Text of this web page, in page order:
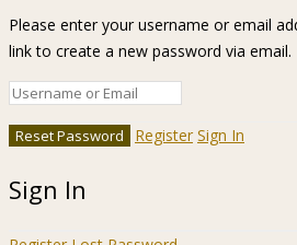
Please enter your username or email
link to create a new password via email.
Register Sign In
Sign In